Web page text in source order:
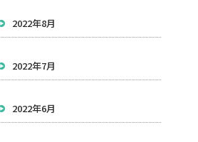
2022年8月
2022年7月
2022年6月